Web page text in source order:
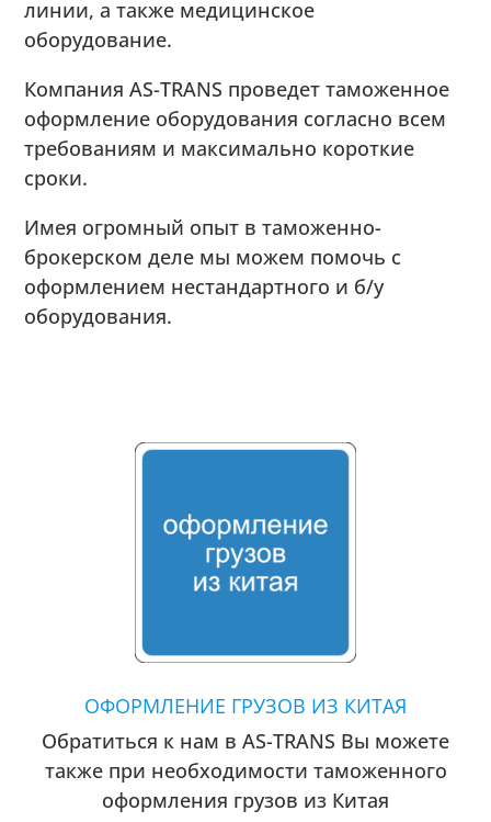
линии, а также медицинское
оборудование.
Компания AS-TRANS проведет таможенное
оформление оборудования согласно всем
требованиям и максимально короткие
сроки.
Имея огромный опыт в таможенно-
брокерском деле мы можем помочь с
оформлением нестандартного и б/у
оборудования.
ОФОРМЛЕНИЕ ГРУЗОВ ИЗ КИТАЯ
Обратиться к нам в AS-TRANS Вы можете
также при необходимости таможенного
оформления грузов из Китая